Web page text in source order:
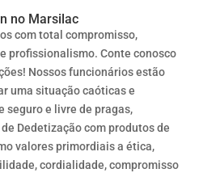
no Marsilac
com total compromisso,
profissionalismo. Conte conosco
Nossos funcionários estão
uma situação caóticas e
seguro e livre de pragas,
Dedetização com produtos de
valores primordiais a ética,
cordialidade, compromisso